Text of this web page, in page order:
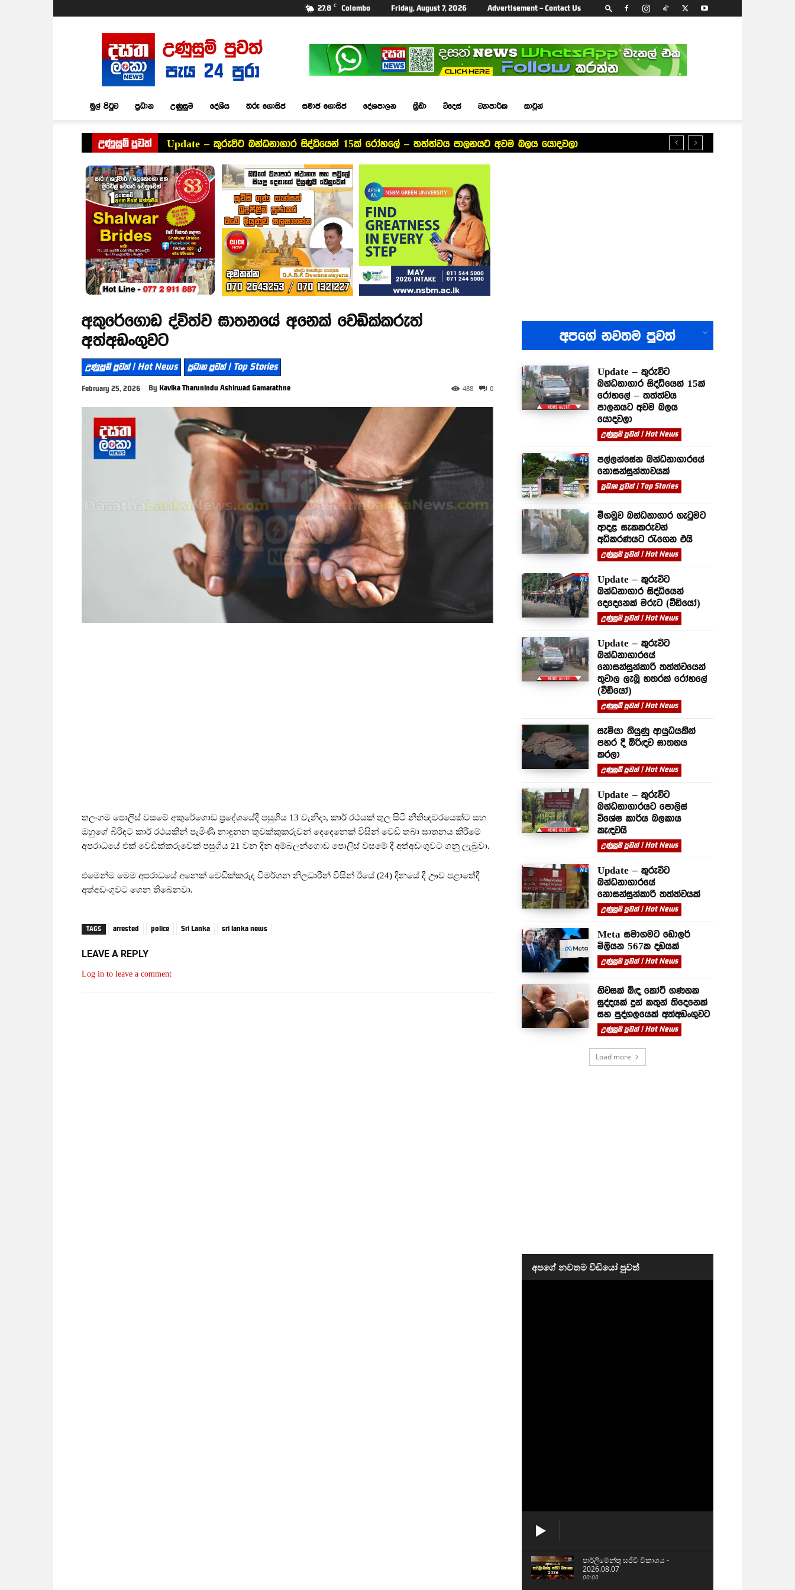
27.8 C Colombo Friday, August 7, 2026 Advertisement – Contact Us
Dasatha
Lanka
News
මුල් පිටුව ප්‍රධාන උණුසුම් දේශීය තරු ගොසිප් සමාජ ගොසිප් දේශපාලන ක්‍රීඩා විදෙස් ව්‍යාපාරික කාටූන්
උණුසුම් පුවත් Update – කුරුවිට බන්ධනාගාර සිද්ධියෙන් 15ක් රෝහලේ – තත්ත්වය පාලනයට අවම බලය යොදවලා
අකුරේගොඩ ද්විත්ව ඝාතනයේ අනෙක් වෙඩික්කරුත්
අත්අඩංගුවට
උණුසුම් පුවත් | Hot News ප්‍රධාන පුවත් | Top Stories
February 25, 2026 By Kavika Tharunindu Ashirwad Gamarathne 0
488
තලංගම පොලිස් වසමේ අකුරේගොඩ ප්‍රදේශයේදී පසුගිය 13 වැනිදා, කාර් රථයක් තුල සිටි නීතිඥවරයෙක්ට සහ
ඔහුගේ බිරිඳට කාර් රථයකින් පැමිණි නාඳුනන තුවක්කුකරුවන් දෙදෙනෙක් විසින් වෙඩි තබා ඝාතනය කිරීමේ
අපරාධයේ එක් වෙඩික්කරුවෙක් පසුගිය 21 වන දින අම්බලන්ගොඩ පොලිස් වසමේ දී අත්අඩංගුවට ගනු ලැබුවා.
එමෙන්ම මෙම අපරාධයේ අනෙක් වෙඩික්කරුද විමර්ශන නිලධාරීන් විසින් ඊයේ (24) දිනයේ දී ඌව පළාතේදී
අත්අඩංගුවට ගෙන තිබෙනවා.
TAGS arrested police Sri Lanka sri lanka news
LEAVE A REPLY
Log in to leave a comment
අපගේ නවතම පුවත්
Update – කුරුවිට
බන්ධනාගාර සිද්ධියෙන් 15ක්
රෝහලේ – තත්ත්වය
පාලනයට අවම බලය
යොදවලා
උණුසුම් පුවත් | Hot News
පල්ලන්සේන බන්ධනාගාරයේ
නොසන්සුන්තාවයක්
ප්‍රධාන පුවත් | Top Stories
මීගමුව බන්ධනාගාර ගැටුමට
ආදළ සැකකරුවන්
අධිකරණයට රැගෙන එයි
උණුසුම් පුවත් | Hot News
Update – කුරුවිට
බන්ධනාගාර සිද්ධියෙන්
දෙදෙනෙක් මරුට (වීඩියෝ)
උණුසුම් පුවත් | Hot News
Update – කුරුවිට
බන්ධනාගාරයේ
නොසන්සුන්කාරී තත්ත්වයෙන්
තුවාල ලැබූ හතරක් රෝහලේ
(වීඩියෝ)
උණුසුම් පුවත් | Hot News
සැමියා තියුණු ආයුධයකින්
පහර දී බිරිඳව ඝාතනය
කරලා
උණුසුම් පුවත් | Hot News
Update – කුරුවිට
බන්ධනාගාරයට පොලිස්
විශේෂ කාර්ය බලකාය
කැඳවයි
උණුසුම් පුවත් | Hot News
Update – කුරුවිට
බන්ධනාගාරයේ
නොසන්සුන්කාරී තත්ත්වයක්
උණුසුම් පුවත් | Hot News
Meta සමාගමට ඩොලර්
මිලියන 567ක දඩයක්
උණුසුම් පුවත් | Hot News
නිවසක් බිඳ කෝටි ගණනක
සුද්දයක් දුන් කතුන් තිදෙනෙක්
සහ පුද්ගලයෙක් අත්අඩංගුවට
උණුසුම් පුවත් | Hot News
Load more
අපගේ නවතම වීඩියෝ පුවත්
පාර්ලිමේන්තු සජීවි විකාශය -
2026.08.07
00:00